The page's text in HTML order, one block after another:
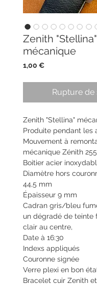
Zenith "Stellina"
mécanique
1,00 €Prix
Rupture de
Zenith "Stellina"
Produite pendant les
Mouvement à
mécanique Zénith
Boitier acier
Diamètre hors
44,5 mm
Épaisseur 9 mm
Cadran gris/bleu
un dégradé de teinte
clair au centre,
Date à 16:30
Indexs appliqués
Couronne signée
Verre plexi en bon
Bracelet cuir Zenith